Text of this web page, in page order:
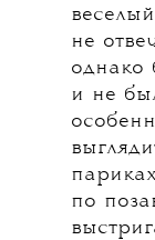
не
однако
и не
по